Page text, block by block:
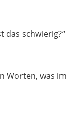
das schwierig?“
Worten, was im